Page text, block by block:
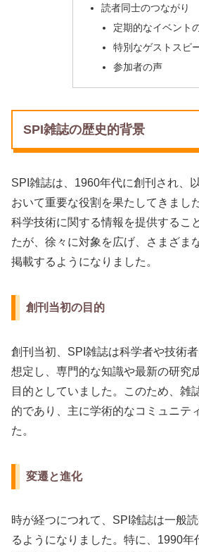
読者同士のつながり
定期的なイベント
特別なゲストスピ
参加者の声
SPI雑誌の歴史的背景
SPI雑誌は、1960年代に創刊され、
おいて重要な役割を果たしてきまし
科学技術に関する情報を提供するこ
たが、徐々に対象を広げ、さまざま
掲載するようになりました。
創刊当初の目的
創刊当初、SPI雑誌は科学者や技術
想定し、専門的な知識や最新の研究
目的としていました。このため、雑
的であり、主に学術的なコミュニテ
た。
変遷と進化
時が経つにつれて、SPI雑誌は一般
るようになりました。特に、1990年